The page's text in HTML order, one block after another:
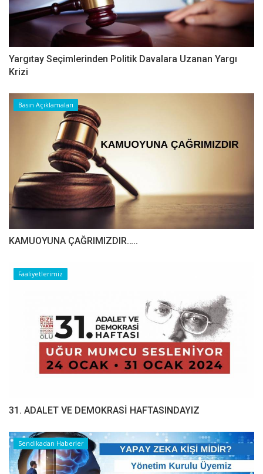
Yargıtay Seçimlerinden Politik Davalara Uzanan Yargı
Krizi
Basın Açıklamaları
​​​​​​​KAMUOYUNA ÇAĞRIMIZDIR…..
Faaliyetlerimiz
31. ADALET VE DEMOKRASİ HAFTASINDAYIZ
Sendikadan Haberler